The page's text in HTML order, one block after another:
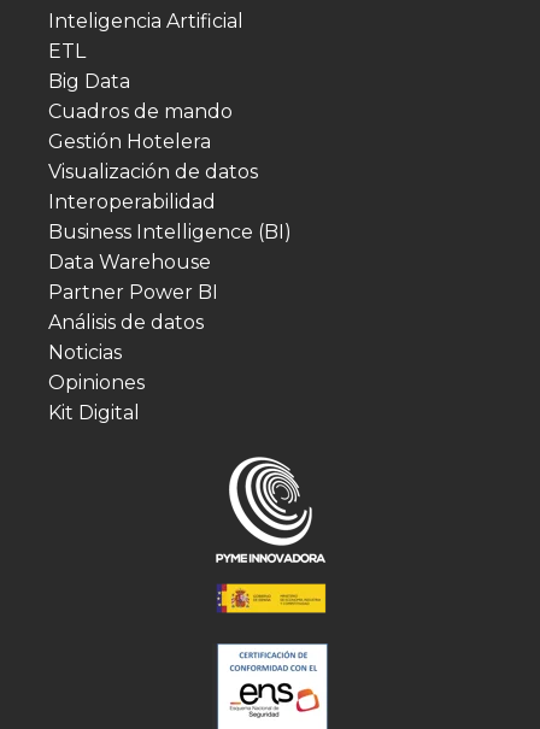
Inteligencia Artificial
ETL
Big Data
Cuadros de mando
Gestión Hotelera
Visualización de datos
Interoperabilidad
Business Intelligence (BI)
Data Warehouse
Partner Power BI
Análisis de datos
Noticias
Opiniones
Kit Digital